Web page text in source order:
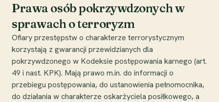
Prawa osób pokrzywdzonych w
sprawach o terroryzm
Ofiary przestępstw o charakterze terrorystycznym
korzystają z gwarancji przewidzianych dla
pokrzywdzonego w Kodeksie postępowania karnego (art.
49 i nast. KPK). Mają prawo m.in. do informacji o
przebiegu postępowania, do ustanowienia pełnomocnika,
do działania w charakterze oskarżyciela posiłkowego, a